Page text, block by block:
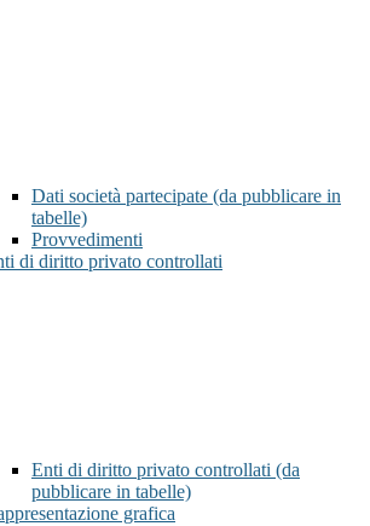
Dati società partecipate (da pubblicare in
tabelle)
Provvedimenti
di diritto privato controllati
Enti di diritto privato controllati (da
pubblicare in tabelle)
grafica